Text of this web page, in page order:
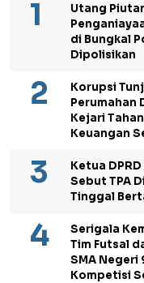
Utang
di Bungkal
Dipolisikan
Korupsi
Perumahan
Kejari
Keuangan
Ketua
Sebut TPA
Tinggal
Serigala
Tim Futsal
SMA Negeri
Kompetisi